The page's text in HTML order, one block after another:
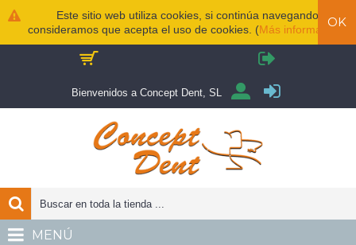
Este sitio web utiliza cookies, si continúa navegando
consideramos que acepta el uso de cookies. (Más información )
OK
Bienvenidos a Concept Dent, SL
MENÚ